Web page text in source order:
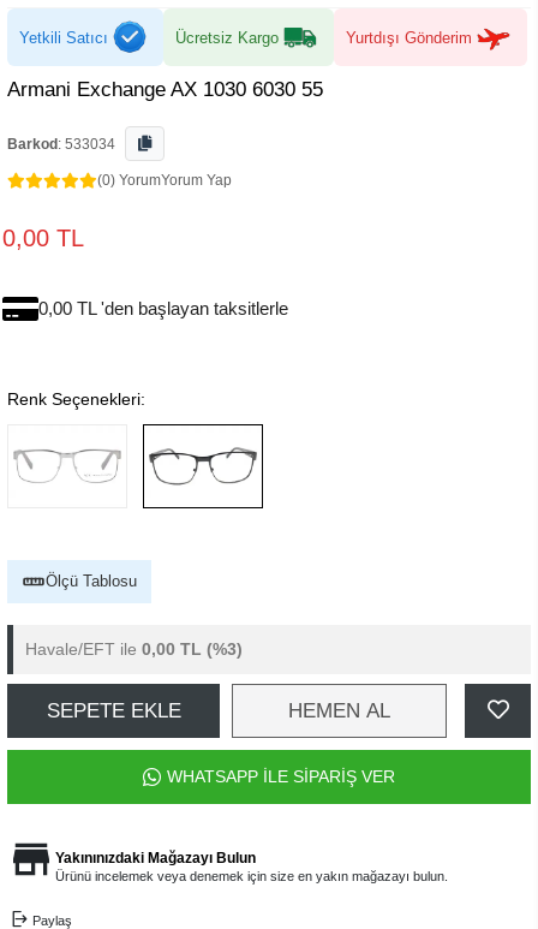
Yetkili Satıcı Ücretsiz Kargo Yurtdışı Gönderim
Armani Exchange AX 1030 6030 55
Barkod : 533034
(0) YorumYorum Yap
0,00 TL
0,00 TL 'den başlayan taksitlerle
Renk Seçenekleri:
Ölçü Tablosu
Havale/EFT ile 0,00 TL (%3)
SEPETE EKLE HEMEN AL
WHATSAPP İLE SİPARİŞ VER
Yakınınızdaki Mağazayı Bulun
Ürünü incelemek veya denemek için size en yakın mağazayı bulun.
Paylaş